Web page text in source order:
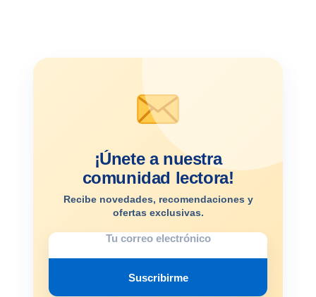
¡Únete a nuestra
comunidad lectora!
Recibe novedades, recomendaciones y
ofertas exclusivas.
Suscribirme